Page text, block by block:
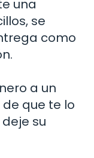
una
se
como
a un
que te lo
su